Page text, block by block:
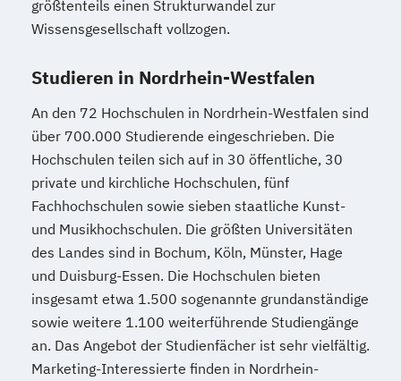
größtenteils einen Strukturwandel zur
Wissensgesellschaft vollzogen.
Studieren in Nordrhein-Westfalen
An den 72 Hochschulen in Nordrhein-Westfalen sind
über 700.000 Studierende eingeschrieben. Die
Hochschulen teilen sich auf in 30 öffentliche, 30
private und kirchliche Hochschulen, fünf
Fachhochschulen sowie sieben staatliche Kunst-
und Musikhochschulen. Die größten Universitäten
des Landes sind in Bochum, Köln, Münster, Hage
und Duisburg-Essen. Die Hochschulen bieten
insgesamt etwa 1.500 sogenannte grundanständige
sowie weitere 1.100 weiterführende Studiengänge
an. Das Angebot der Studienfächer ist sehr vielfältig.
Marketing-Interessierte finden in Nordrhein-